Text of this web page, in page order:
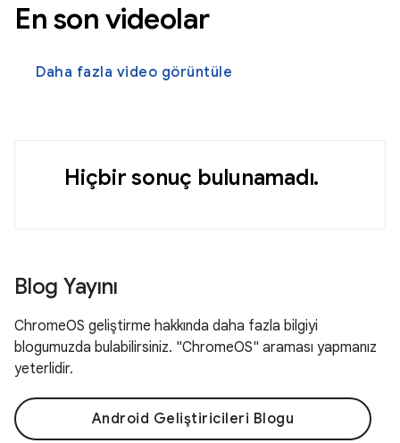
En son videolar
Daha fazla video görüntüle
Hiçbir sonuç bulunamadı.
Blog Yayını
ChromeOS geliştirme hakkında daha fazla bilgiyi
blogumuzda bulabilirsiniz. "ChromeOS" araması yapmanız
yeterlidir.
Android Geliştiricileri Blogu